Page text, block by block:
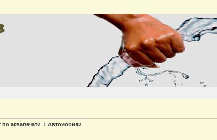
аквапечати Автомобили